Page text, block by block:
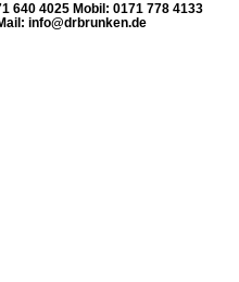
640 4025 Mobil: 0171 778 4133
info@drbrunken.de